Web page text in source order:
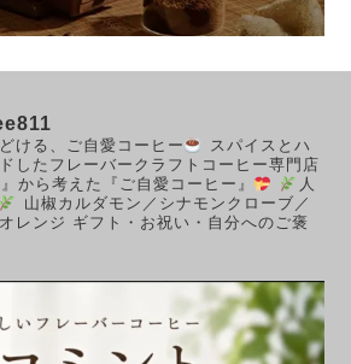
ける、ご自愛コーヒー
スパイスとハ
したフレーバークラフトコーヒー専門店
』から考えた『ご自愛コーヒー』
人
山椒カルダモン／シナモンクローブ／
レンジ ギフト・お祝い・自分へのご褒